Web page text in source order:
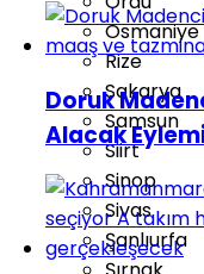
Osmaniye
Rize
Sakarya
Samsun
Siirt
Sinop
Sivas
Şanlıurfa
Doruk
Alacak